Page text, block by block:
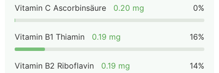
Vitamin C Ascorbinsäure 0.20 mg 0%
Vitamin B1 Thiamin 0.19 mg 16%
Vitamin B2 Riboflavin 0.19 mg 14%